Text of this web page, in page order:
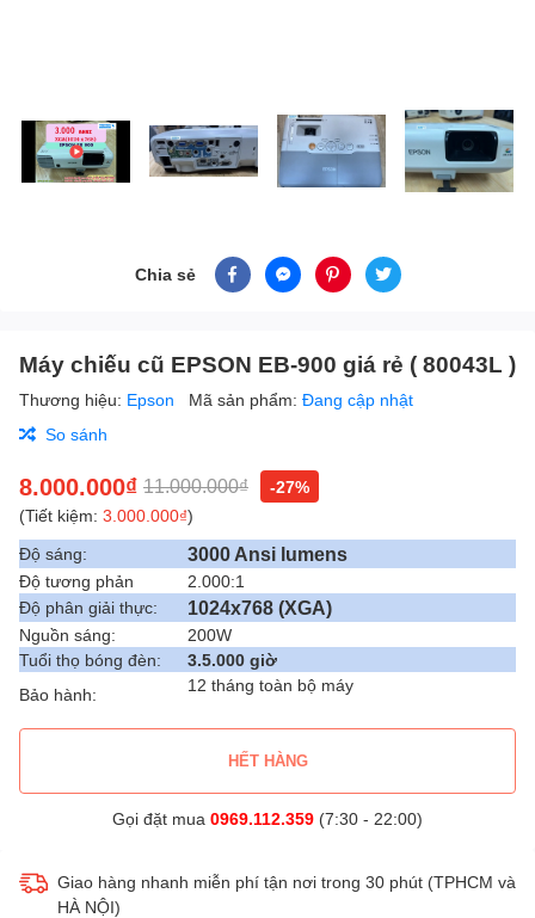
Chia sẻ
Máy chiếu cũ EPSON EB-900 giá rẻ ( 80043L )
Thương hiệu: Epson Mã sản phẩm: Đang cập nhật
So sánh
8.000.000₫ 11.000.000₫
-27%
(Tiết kiệm: 3.000.000₫)
Độ sáng:
3000 Ansi lumens
Độ tương phản
2.000:1
Độ phân giải thực:
1024x768 (XGA)
Nguồn sáng:
200W
Tuổi thọ bóng đèn:
3.5.000 giờ
Bảo hành:
12 tháng toàn bộ máy
HẾT HÀNG
Gọi đặt mua 0969.112.359 (7:30 - 22:00)
Giao hàng nhanh miễn phí tận nơi trong 30 phút (TPHCM và
HÀ NỘI)